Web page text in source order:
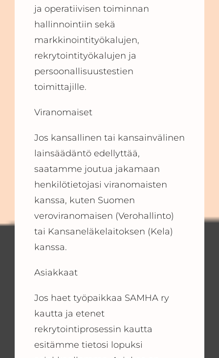
ja operatiivisen toiminnan
hallinnointiin sekä
markkinointityökalujen,
rekrytointityökalujen ja
persoonallisuustestien
toimittajille.
Viranomaiset
Jos kansallinen tai kansainvälinen
lainsäädäntö edellyttää,
saatamme joutua jakamaan
henkilötietojasi viranomaisten
kanssa, kuten Suomen
veroviranomaisen (Verohallinto)
tai Kansaneläkelaitoksen (Kela)
kanssa.
Asiakkaat
Jos haet työpaikkaa SAMHA ry
kautta ja etenet
rekrytointiprosessin kautta
esitämme tietosi lopuksi